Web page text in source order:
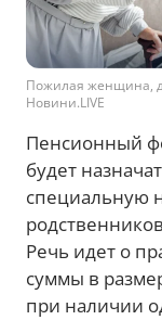
Пожилая женщина,
Новини.LIVE
Пенсионный
будет
специальную
Речь идет о
суммы в
при наличии